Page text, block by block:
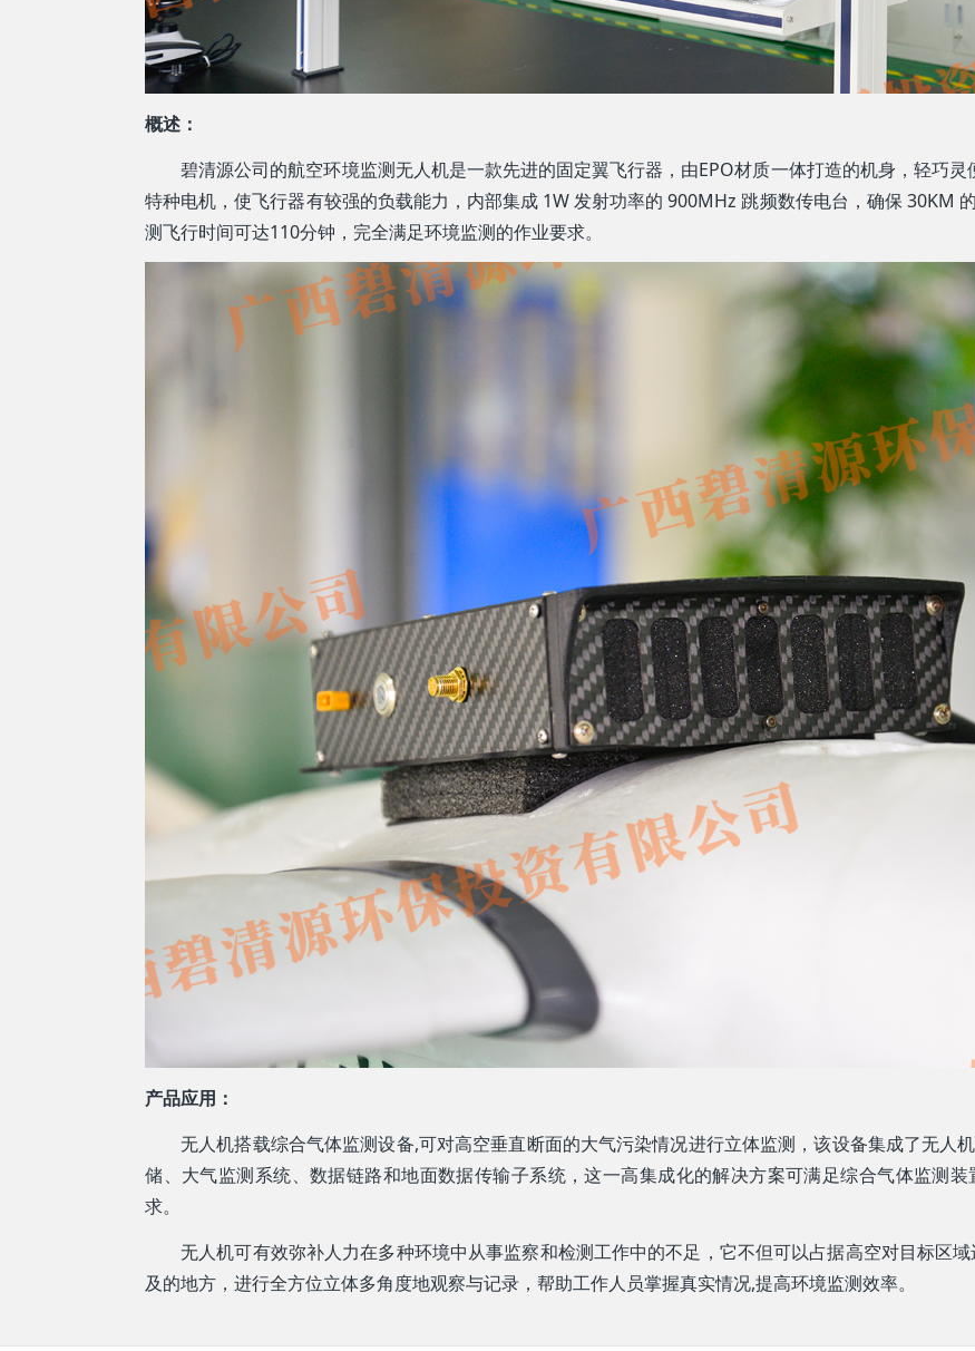
概述：
碧清源公司的航空环境监测无人机是一款先进的固定翼飞行器，由EPO材质一体打造的机身，轻巧
特种电机，使飞行器有较强的负载能力，内部集成 1W 发射功率的 900MHz 跳频数传电台，确保 30KM
测飞行时间可达110分钟，完全满足环境监测的作业要求。
产品应用：
无人机搭载综合气体监测设备,可对高空垂直断面的大气污染情况进行立体监测，该设备集成了无人
储、大气监测系统、数据链路和地面数据传输子系统，这一高集成化的解决方案可满足综合气体监测
求。
无人机可有效弥补人力在多种环境中从事监察和检测工作中的不足，它不但可以占据高空对目标区
及的地方，进行全方位立体多角度地观察与记录，帮助工作人员掌握真实情况,提高环境监测效率。